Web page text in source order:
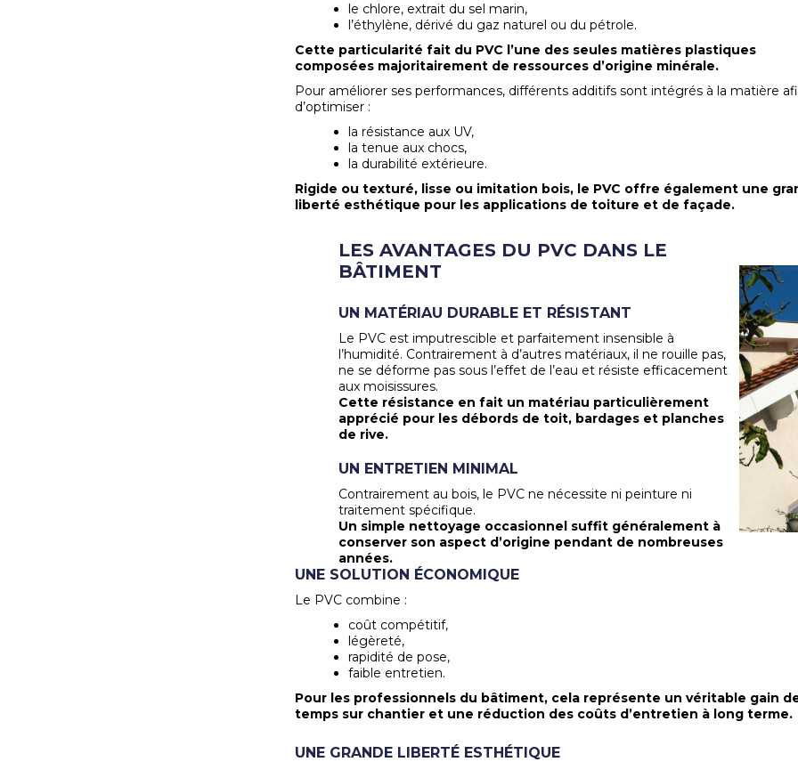
le chlore, extrait du sel marin,
l’éthylène, dérivé du gaz naturel ou du pétrole.
Cette particularité fait du PVC l’une des seules matières plastiques
composées majoritairement de ressources d’origine minérale.
Pour améliorer ses performances, différents additifs sont intégrés à la matière
d’optimiser :
la résistance aux UV,
la tenue aux chocs,
la durabilité extérieure.
Rigide ou texturé, lisse ou imitation bois, le PVC offre également une
liberté esthétique pour les applications de toiture et de façade.
LES AVANTAGES DU PVC DANS LE
BÂTIMENT
UN MATÉRIAU DURABLE ET RÉSISTANT
Le PVC est imputrescible et parfaitement insensible à
l’humidité. Contrairement à d’autres matériaux, il ne rouille pas,
ne se déforme pas sous l’effet de l’eau et résiste efficacement
aux moisissures.
Cette résistance en fait un matériau particulièrement
apprécié pour les débords de toit, bardages et planches
de rive.
UN ENTRETIEN MINIMAL
Contrairement au bois, le PVC ne nécessite ni peinture ni
traitement spécifique.
Un simple nettoyage occasionnel suffit généralement à
conserver son aspect d’origine pendant de nombreuses
années.
UNE SOLUTION ÉCONOMIQUE
Le PVC combine :
coût compétitif,
légèreté,
rapidité de pose,
faible entretien.
Pour les professionnels du bâtiment, cela représente un véritable gain
temps sur chantier et une réduction des coûts d’entretien à long terme.
UNE GRANDE LIBERTÉ ESTHÉTIQUE